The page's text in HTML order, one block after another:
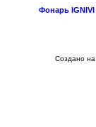
Фонарь IGNIVI
Создано на